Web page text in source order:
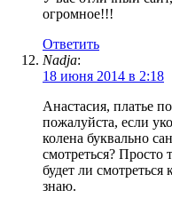
огромное!!!
Ответить
Nadja:
18 июня 2014 в 2:18
Анастасия, платье
пожалуйста, если
колена буквально
смотреться? Просто
будет ли смотреться
знаю.